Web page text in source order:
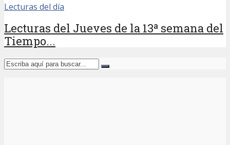
Lecturas del día
Lecturas del Jueves de la 13ª semana del
Tiempo...